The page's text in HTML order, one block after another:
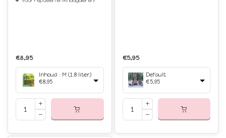
€8,95
Inhoud : M (1.8 liter)
€8,95
€5,95
Default
€5,95